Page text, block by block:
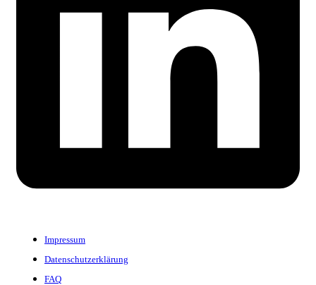
Impressum
Datenschutzerklärung
FAQ